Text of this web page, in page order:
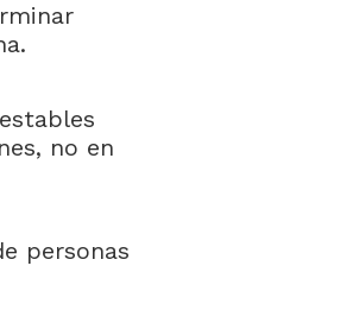
no en
personas